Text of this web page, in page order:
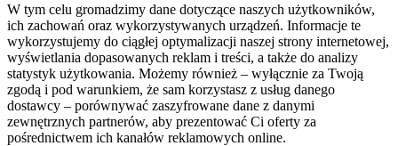
W tym celu gromadzimy dane dotyczące naszych użytkowników,
ich zachowań oraz wykorzystywanych urządzeń. Informacje te
wykorzystujemy do ciągłej optymalizacji naszej strony internetowej,
wyświetlania dopasowanych reklam i treści, a także do analizy
statystyk użytkowania. Możemy również – wyłącznie za Twoją
zgodą i pod warunkiem, że sam korzystasz z usług danego
dostawcy – porównywać zaszyfrowane dane z danymi
zewnętrznych partnerów, aby prezentować Ci oferty za
pośrednictwem ich kanałów reklamowych online.